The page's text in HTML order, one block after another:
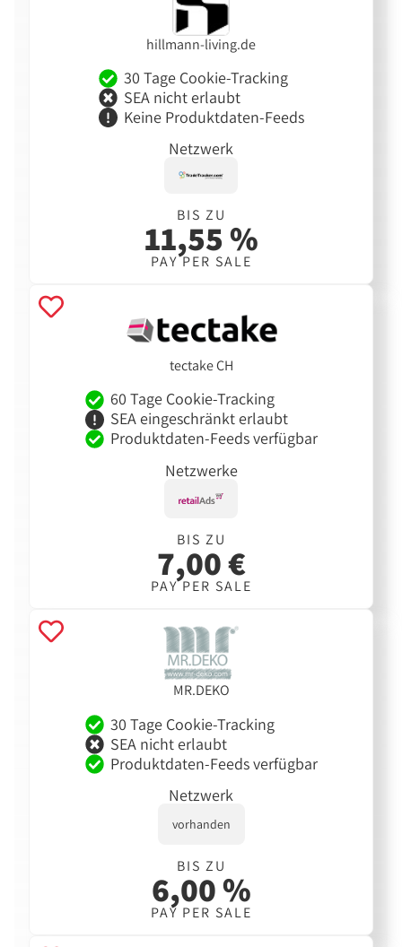
hillmann-living.de
30 Tage Cookie-Tracking
SEA nicht erlaubt
Keine Produktdaten-Feeds
Netzwerk
BIS ZU
11,55 %
PAY PER SALE
tectake CH
60 Tage Cookie-Tracking
SEA eingeschränkt erlaubt
Produktdaten-Feeds verfügbar
Netzwerke
BIS ZU
7,00 €
PAY PER SALE
MR.DEKO
30 Tage Cookie-Tracking
SEA nicht erlaubt
Produktdaten-Feeds verfügbar
Netzwerk
vorhanden
BIS ZU
6,00 %
PAY PER SALE